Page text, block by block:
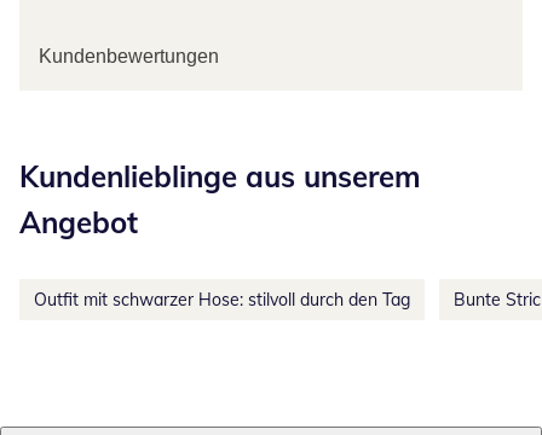
Kundenbewertungen
Kundenlieblinge aus unserem
Angebot
Outfit mit schwarzer Hose: stilvoll durch den Tag Bunte